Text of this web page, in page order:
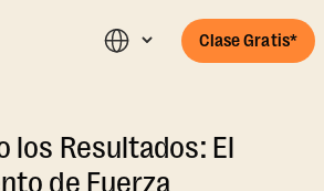
Clase Gratis*
los Resultados: El
de Fuerza